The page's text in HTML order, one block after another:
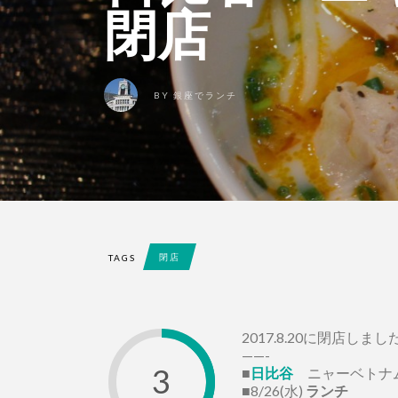
閉店
BY 銀座でランチ
TAGS 閉店
3
2017.8.20に閉店しまし
——-
■日比谷 ニャーベトナ
■8/26(水) ランチ